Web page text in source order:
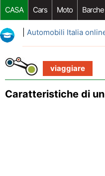
CASA Cars Moto Barche
Riparazione Auto Acquisto
Automobili Italia
viaggiare
Caratteristiche di